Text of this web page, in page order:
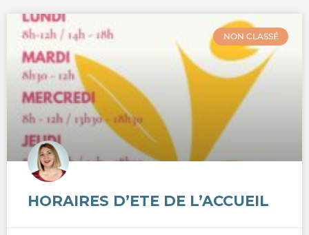
NON CLASSÉ
HORAIRES D’ETE DE L’ACCUEIL